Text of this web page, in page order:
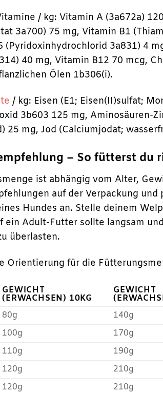
/ kg: Vitamin A (3a672a)
3a700) 75 mg, Vitamin B1
(Pyridoxinhydrochlorid 3a831) 4
40 mg, Vitamin B12 70 mcg,
Ölen 1b306(i).
/ kg: Eisen (E1; Eisen(II)sulfat;
3b603 125 mg, Aminosäuren-
25 mg, Jod (Calciumjodat;
– So fütterst du
ist abhängig vom Alter,
auf der Verpackung
Hundes an. Stelle deinem
ein Adult-Futter sollte langsam
überlasten.
Orientierung für die
GEWICHT
(ERWACHSEN) 10KG
GEWICHT
80g 140g
100g 170g
110g 190g
120g 210g
120g 210g